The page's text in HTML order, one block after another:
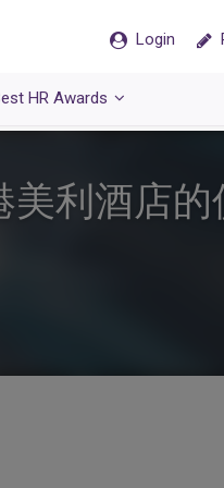
Login
HR Awards
美利酒店